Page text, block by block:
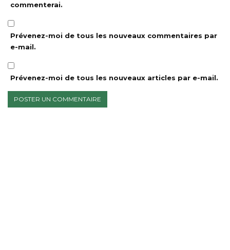
commenterai.
Prévenez-moi de tous les nouveaux commentaires par
e-mail.
Prévenez-moi de tous les nouveaux articles par e-mail.